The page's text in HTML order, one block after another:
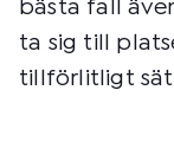
bästa fall
ta sig till
tillförlitligt